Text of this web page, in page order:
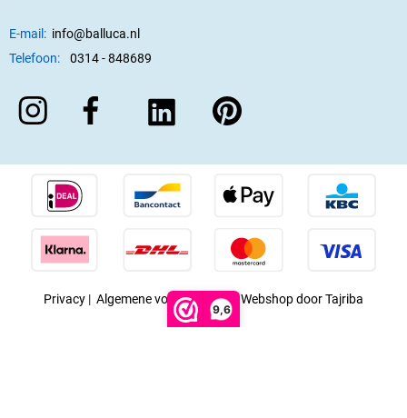
9,6
E-mail: info@balluca.nl
Telefoon:
0314 - 848689
Privacy | Algemene voorwaarden |Webshop door Tajriba